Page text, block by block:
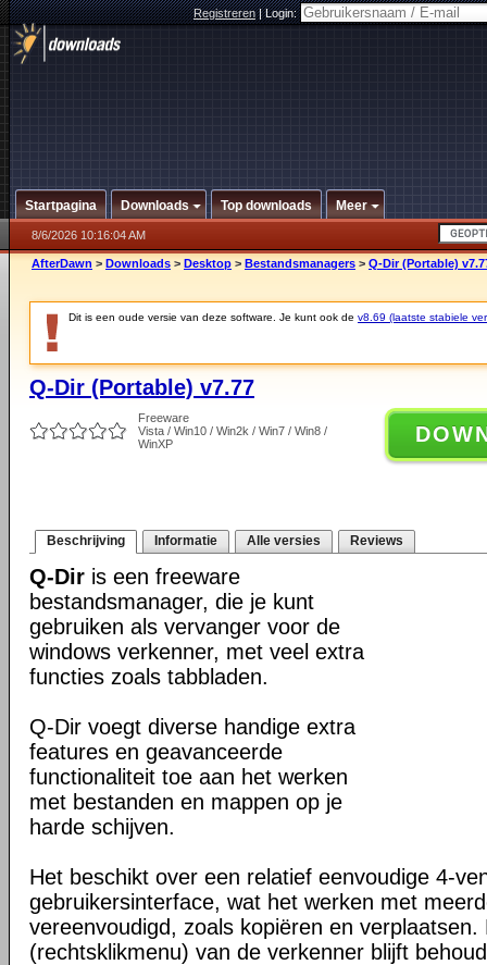
Registreren|Login:
Startpagina Downloads Top downloads Meer
8/6/2026 10:16:04 AM
AfterDawn > Downloads > Desktop > Bestandsmanagers > Q-Dir (Portable)
Dit is een oude versie van deze software. Je kunt ook de v8.69 (laatste stabiele
Q-Dir (Portable) v7.77
Freeware
Vista / Win10 / Win2k / Win7 / Win8 /
WinXP
Beschrijving Informatie Alle versies Reviews
Q-Dir is een freeware
bestandsmanager, die je kunt
gebruiken als vervanger voor de
windows verkenner, met veel extra
functies zoals tabbladen.
Q-Dir voegt diverse handige extra
features en geavanceerde
functionaliteit toe aan het werken
met bestanden en mappen op je
harde schijven.
Het beschikt over een relatief eenvoudige 4-
gebruikersinterface, wat het werken met
vereenvoudigd, zoals kopiëren en
(rechtsklikmenu) van de verkenner blijft